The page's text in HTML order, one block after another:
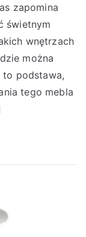
zapomina
świetnym
wnętrzach
można
to podstawa,
tego mebla